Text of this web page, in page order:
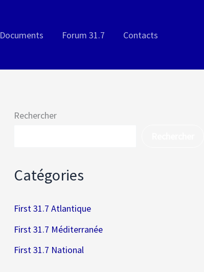
Documents Forum 31.7 Contacts
Rechercher
Catégories
First 31.7 Atlantique
First 31.7 Méditerranée
First 31.7 National